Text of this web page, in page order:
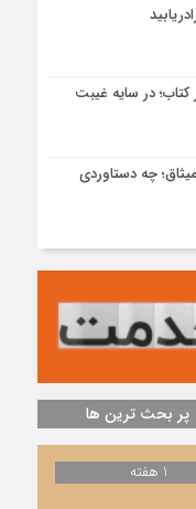
در سایه غیبت
چه دستاوردی
پر بحث ترین ها
1 هفته